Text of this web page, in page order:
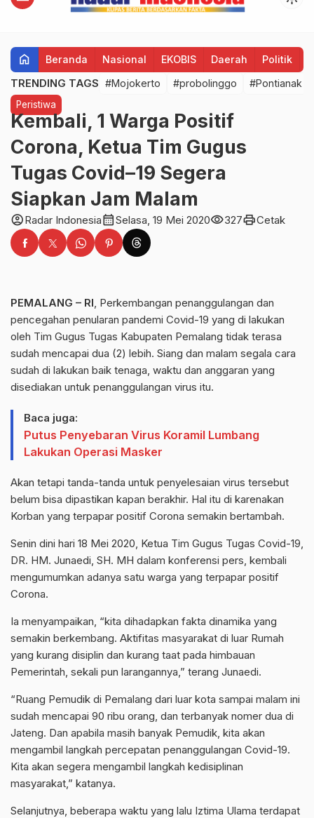
home Beranda Nasional EKOBIS Daerah Politik
TRENDING TAGS #Mojokerto #probolinggo #Pontianak
Peristiwa
Kembali, 1 Warga Positif
Corona, Ketua Tim Gugus
Tugas Covid–19 Segera
Siapkan Jam Malam
account_circleRadar Indonesiacalendar_monthSelasa, 19 Mei 2020visibility327printCetak
PEMALANG – RI, Perkembangan penanggulangan dan
pencegahan penularan pandemi Covid-19 yang di lakukan
oleh Tim Gugus Tugas Kabupaten Pemalang tidak terasa
sudah mencapai dua (2) lebih. Siang dan malam segala cara
sudah di lakukan baik tenaga, waktu dan anggaran yang
disediakan untuk penanggulangan virus itu.
Baca juga:
Putus Penyebaran Virus Koramil Lumbang
Lakukan Operasi Masker
Akan tetapi tanda-tanda untuk penyelesaian virus tersebut
belum bisa dipastikan kapan berakhir. Hal itu di karenakan
Korban yang terpapar positif Corona semakin bertambah.
Senin dini hari 18 Mei 2020, Ketua Tim Gugus Tugas Covid-19,
DR. HM. Junaedi, SH. MH dalam konferensi pers, kembali
mengumumkan adanya satu warga yang terpapar positif
Corona.
Ia menyampaikan, “kita dihadapkan fakta dinamika yang
semakin berkembang. Aktifitas masyarakat di luar Rumah
yang kurang disiplin dan kurang taat pada himbauan
Pemerintah, sekali pun larangannya,” terang Junaedi.
“Ruang Pemudik di Pemalang dari luar kota sampai malam ini
sudah mencapai 90 ribu orang, dan terbanyak nomer dua di
Jateng. Dan apabila masih banyak Pemudik, kita akan
mengambil langkah percepatan penanggulangan Covid-19.
Kita akan segera mengambil langkah kedisiplinan
masyarakat,” katanya.
Selanjutnya, beberapa waktu yang lalu Iztima Ulama terdapat